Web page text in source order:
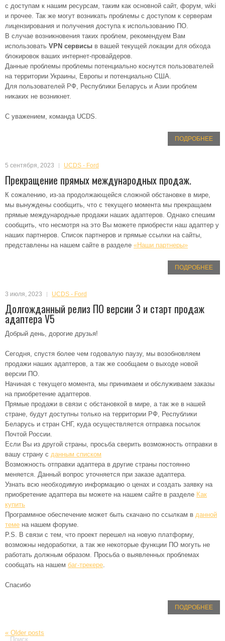
с доступам к нашим ресурсам, таким как основной сайт, форум, wiki
и прочее. Так же могут возникать проблемы с доступом к серверам
лицензирования и получения доступа к использованию ПО.
В случае возникновения таких проблем, рекомендуем Вам
использовать VPN сервисы в вашей текущей локации для обхода
блокировок ваших интернет-провайдеров.
Данные проблемы проблемы потенциально коснутся пользователей
на территории Украины, Европы и потенциально США.
Для пользователей РФ, Республики Беларусь и Азии проблем
никаких не возникнет.
С уважением, команда UCDS.
ПОДРОБНЕЕ
5 сентября, 2023 UCDS - Ford
Прекращение прямых международных продаж.
К сожалению, из-за продолжающейся сложной обстановке в мире,
мы вынуждены сообщить, что с текущего момента мы прекращаем
прямые международные продажи наших адаптеров. Однако спешим
сообщить, что несмотря на это Вы можете приобрести наш адаптер у
наших партнеров. Список партнеров и прямые ссылки на сайты,
представлены на нашем сайте в разделе «Наши партнеры»
ПОДРОБНЕЕ
3 июля, 2023 UCDS - Ford
Долгожданный релиз ПО версии 3 и старт продаж
адаптера V5
Добрый день, дорогие друзья!
Сегодня, спустя более чем годовалую паузу, мы возобновляем
продажи наших адаптеров, а так же сообщаем о выходе новой
версии ПО.
Начиная с текущего момента, мы принимаем и обслуживаем заказы
на приобретение адаптеров.
Прямые продажи в связи с обстановкой в мире, а так же в нашей
стране, будут доступны только на территории РФ, Республики
Беларусь и стран СНГ, куда осуществляется отправка посылок
Почтой России.
Если Вы из другой страны, просьба сверить возможность отправки в
вашу страну с данным списком
Возможность отправки адаптера в другие страны постоянно
меняется. Данный вопрос уточняется при заказе адаптера.
Узнать всю необходимую информацию о ценах и создать заявку на
приобретение адаптера вы можете на нашем сайте в разделе Как
купить
Программное обеспечение может быть скачано по ссылкам в данной
теме на нашем форуме.
P.S. В связи с тем, что проект перешел на новую платформу,
возможны недоработки, а так же некоторые функции ПО могуть не
работать должным образом. Просьба о выявленных проблемах
сообщать на нашем баг-трекере.
Спасибо
ПОДРОБНЕЕ
« Older posts
Поиск